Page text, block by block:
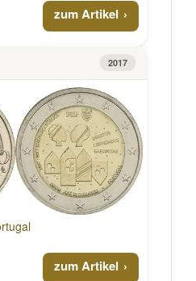
zum Artikel
2017
zum Artikel